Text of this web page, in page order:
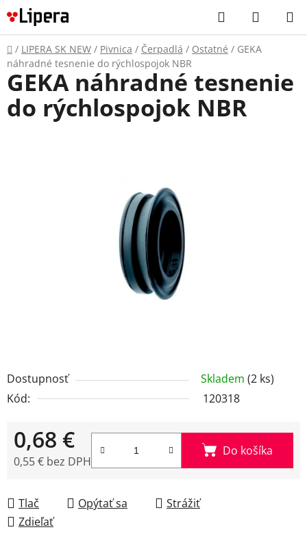
Prejsť
na
obsah
Hľadať
KOŠÍK
Domov
/ LIPERA SK NEW / Pivnica / Čerpadlá / Ostatné / GEKA
náhradné tesnenie do rýchlospojok NBR
Dostupnosť Skladem (2 ks)
Kód:
120318
0,68 €
0,55 € bez DPH
Do košíka
Tlač Opýtať sa
Strážiť
Zdieľať
GEKA náhradné tesnenie
do rýchlospojok NBR